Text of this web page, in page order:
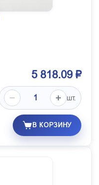
5 818.09 ₽
шт.
В КОРЗИНУ